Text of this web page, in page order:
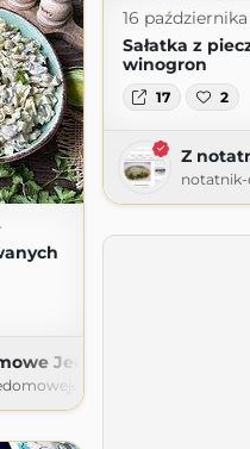
16
Sałatka z
winogron
17 2
Z
Jedzenie czyli